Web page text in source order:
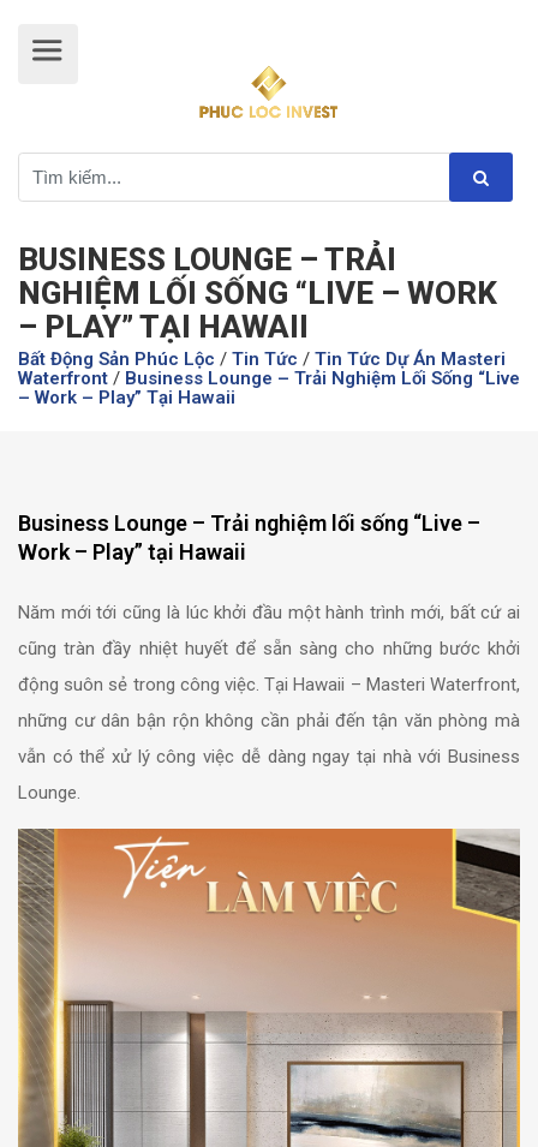
BUSINESS LOUNGE – TRẢI
NGHIỆM LỐI SỐNG “LIVE – WORK
– PLAY” TẠI HAWAII
Bất Động Sản Phúc Lộc / Tin Tức / Tin Tức Dự Án Masteri
Waterfront / Business Lounge – Trải Nghiệm Lối Sống “Live
– Work – Play” Tại Hawaii
Business Lounge – Trải nghiệm lối sống “Live –
Work – Play” tại Hawaii
Năm mới tới cũng là lúc khởi đầu một hành trình mới, bất cứ ai
cũng tràn đầy nhiệt huyết để sẵn sàng cho những bước khởi
động suôn sẻ trong công việc. Tại Hawaii – Masteri Waterfront,
những cư dân bận rộn không cần phải đến tận văn phòng mà
vẫn có thể xử lý công việc dễ dàng ngay tại nhà với Business
Lounge.